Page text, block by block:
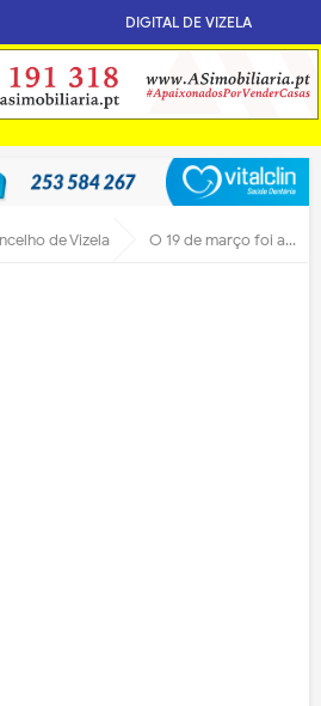
DIGITAL DE VIZELA
de Vizela O 19 de março foi alto e chegou ao céu